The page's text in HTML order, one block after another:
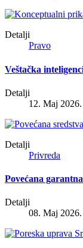
Detalji
Pravo
Veštačka
Detalji
12. Maj 2026.
Detalji
Privreda
Povećana
Detalji
08. Maj 2026.